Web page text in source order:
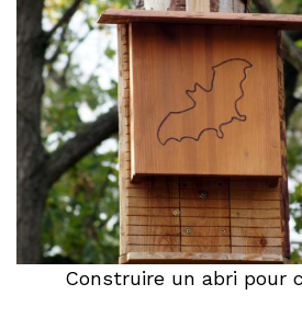
Construire un abri pour